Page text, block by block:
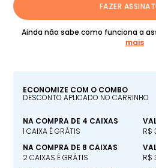
FAZER
Ainda não sabe como funciona a
mais
ECONOMIZE COM O COMBO
DESCONTO APLICADO NO CARRINHO
NA COMPRA DE 4 CAIXAS
1 CAIXA É GRÁTIS
R$
NA COMPRA DE 8 CAIXAS
2 CAIXAS É GRÁTIS
R$